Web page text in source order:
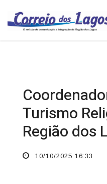
Turismo
Região dos
10/10/2025 16:33